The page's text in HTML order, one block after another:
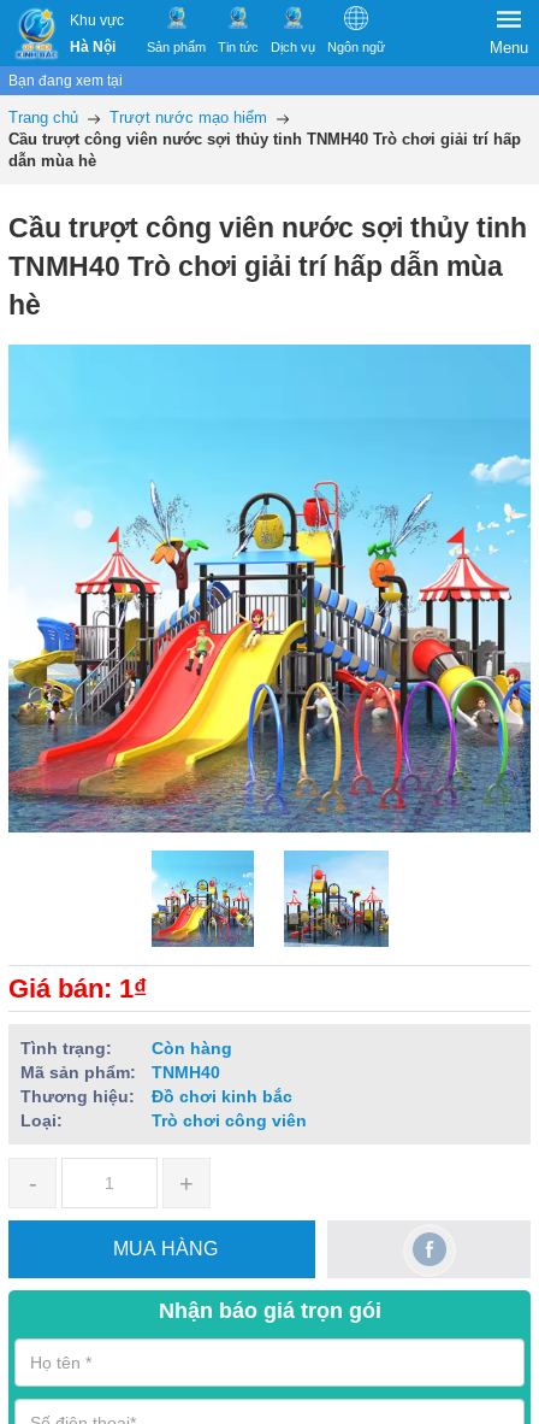
Khu vực
Hà Nội
Sản phẩm Tin tức Dịch vụ Ngôn ngữ Menu
Bạn đang xem tại
Trang chủ
Trượt nước mạo hiểm
Cầu trượt công viên nước sợi thủy tinh TNMH40 Trò chơi giải trí hấp
dẫn mùa hè
Cầu trượt công viên nước sợi thủy tinh
TNMH40 Trò chơi giải trí hấp dẫn mùa
hè
Giá bán: 1₫
Tình trạng:
Còn hàng
Mã sản phẩm:
TNMH40
Thương hiệu:
Đồ chơi kinh bắc
Loại:
Trò chơi công viên
- +
MUA HÀNG
Nhận báo giá trọn gói